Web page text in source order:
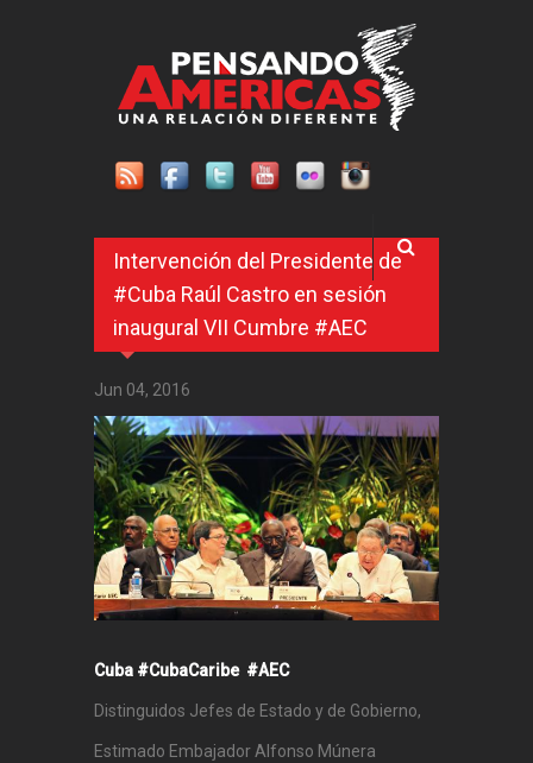
Intervención del Presidente de
#Cuba Raúl Castro en sesión
inaugural VII Cumbre #AEC
Jun 04, 2016
Cuba #CubaCaribe #AEC
Distinguidos Jefes de Estado y de Gobierno,
Estimado Embajador Alfonso Múnera